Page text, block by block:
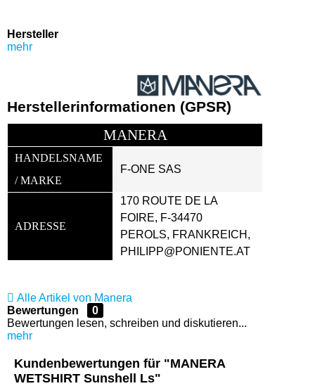
Hersteller
mehr
Herstellerinformationen (GPSR)
MANERA
HANDELSNAME
/ MARKE
F-ONE SAS
ADRESSE
170 ROUTE DE LA
FOIRE, F-34470
PEROLS, FRANKREICH,
PHILIPP@PONIENTE.AT
Alle Artikel von Manera
Bewertungen
0
Bewertungen lesen, schreiben und diskutieren...
mehr
Kundenbewertungen für "MANERA
WETSHIRT Sunshell Ls"